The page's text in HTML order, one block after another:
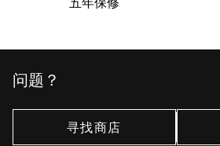
问题？
寻找商店